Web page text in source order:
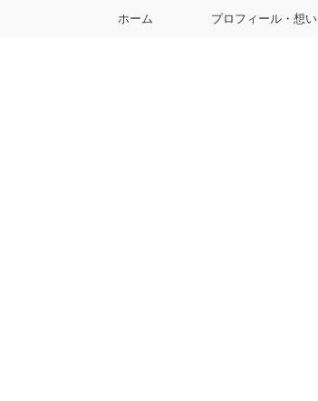
ホーム プロフィール・想い